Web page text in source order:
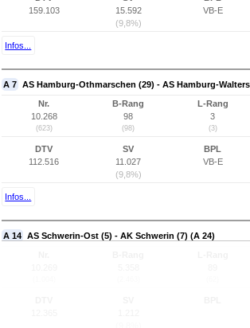
159.103
15.592
(9,8%)
VB-E
Infos...
A 7 AS Hamburg-Othmarschen (29) - AS Hamburg-
Nr.
10.268
(623)
B-Rang
98
(98)
L-Rang
3
(3)
DTV
112.516
SV
11.027
(9,8%)
BPL
VB-E
Infos...
A 14 AS Schwerin-Ost (5) - AK Schwerin (7) (A 24)